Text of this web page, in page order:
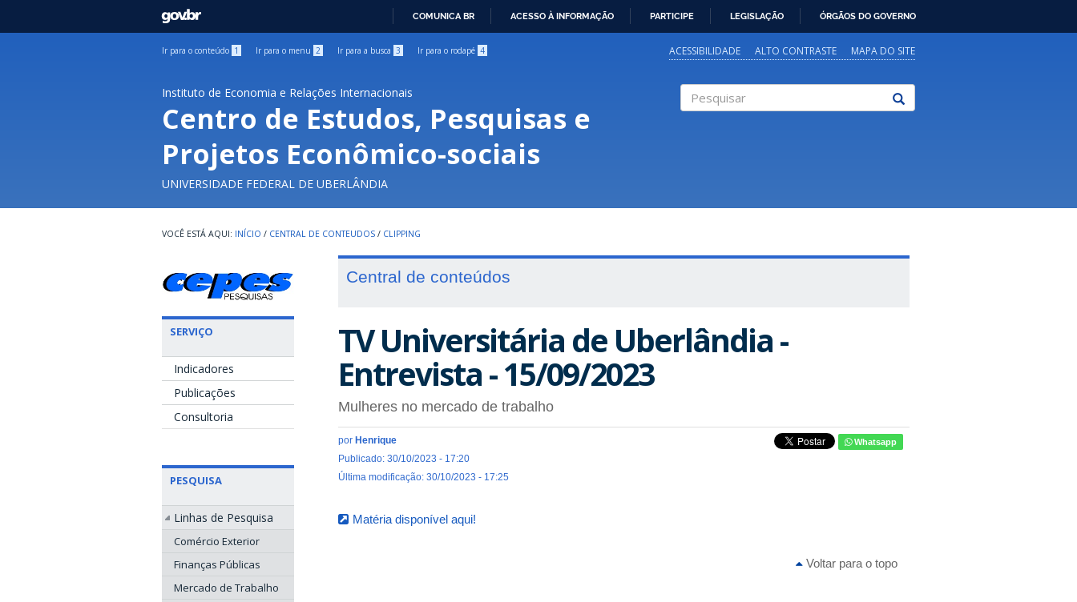
GOVBR
COMUNICA BR ACESSO À INFORMAÇÃO PARTICIPE LEGISLAÇÃO ÓRGÃOS DO GOVERNO
Ir para o conteúdo 1 Ir para o menu 2 Ir para a busca 3 Ir para o rodapé 4 ACESSIBILIDADE ALTO CONTRASTE MAPA DO SITE
Instituto de Economia e Relações Internacionais
Centro de Estudos, Pesquisas e
Projetos Econômico-sociais
UNIVERSIDADE FEDERAL DE UBERLÂNDIA
INÍCIO / CENTRAL DE CONTEUDOS / CLIPPING
SERVIÇO
Indicadores
Publicações
Consultoria
PESQUISA
Linhas de Pesquisa
Comércio Exterior
Finanças Públicas
Mercado de Trabalho
Central de conteúdos
TV Universitária de Uberlândia -
Entrevista - 15/09/2023
Mulheres no mercado de trabalho
por Henrique
Publicado: 30/10/2023 - 17:20
Última modificação: 30/10/2023 - 17:25
Whatsapp
Matéria disponível aqui!
Voltar para o topo